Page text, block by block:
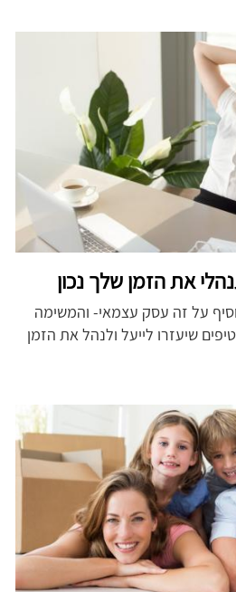
את הזמן שלך נכון
על זה עסק עצמאי- והמשימה
שיעזרו לייעל ולנהל את הזמן